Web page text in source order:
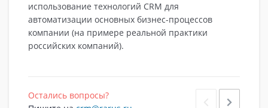
использование технологий CRM для
автоматизации основных бизнес-процессов
компании (на примере реальной практики
российских компаний).
Остались вопросы?